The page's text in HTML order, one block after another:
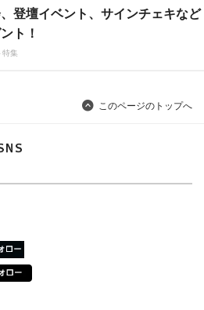
登壇イベント、サインチェキなど
ト！
特集
このページのトップへ